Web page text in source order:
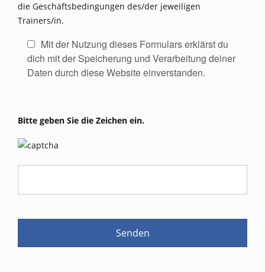
die Geschäftsbedingungen des/der jeweiligen
Trainers/in.
Mit der Nutzung dieses Formulars erklärst du
dich mit der Speicherung und Verarbeitung deiner
Daten durch diese Website einverstanden.
Bitte geben Sie die Zeichen ein.